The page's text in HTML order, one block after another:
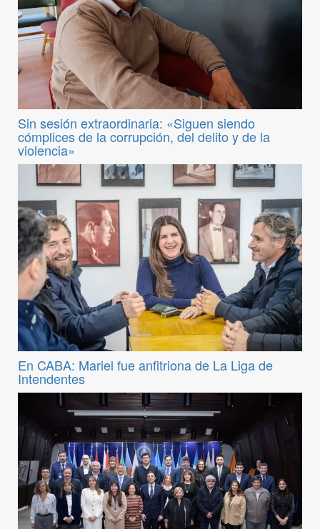
Sin sesión extraordinaria: «Siguen siendo
cómplices de la corrupción, del delito y de la
violencia»
En CABA: Mariel fue anfitriona de La Liga de
Intendentes